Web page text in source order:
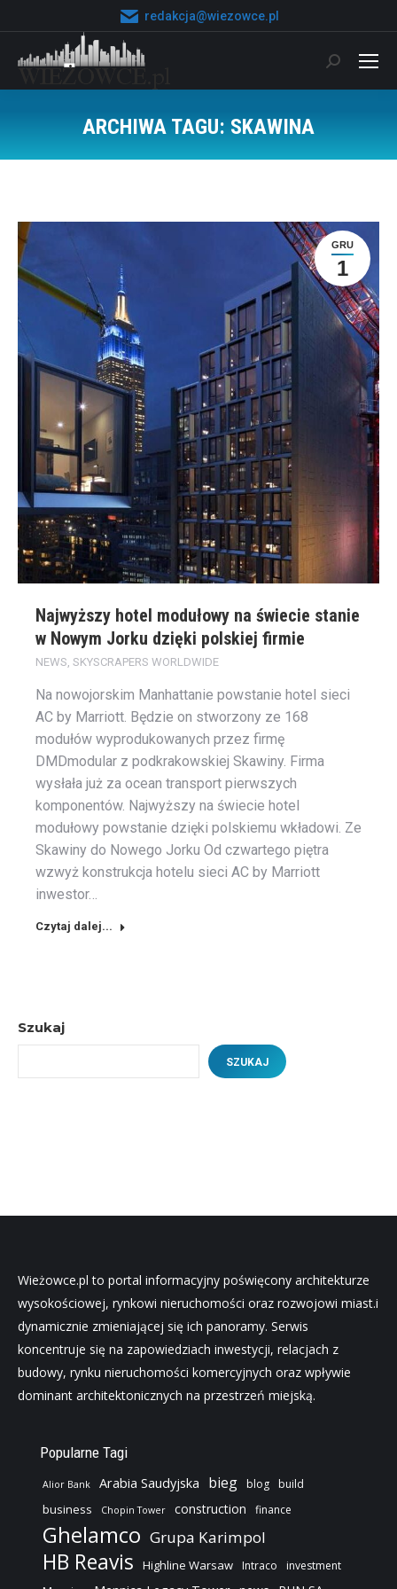
redakcja@wiezowce.pl
Szukaj:
ARCHIWA TAGU: SKAWINA
GRU
1
Najwyższy hotel modułowy na świecie stanie
w Nowym Jorku dzięki polskiej firmie
NEWS, SKYSCRAPERS WORLDWIDE
Na nowojorskim Manhattanie powstanie hotel sieci
AC by Marriott. Będzie on stworzony ze 168
modułów wyprodukowanych przez firmę
DMDmodular z podkrakowskiej Skawiny. Firma
wysłała już za ocean transport pierwszych
komponentów. Najwyższy na świecie hotel
modułowy powstanie dzięki polskiemu wkładowi. Ze
Skawiny do Nowego Jorku Od czwartego piętra
wzwyż konstrukcja hotelu sieci AC by Marriott
inwestor…
Czytaj dalej...
Szukaj
SZUKAJ
Wieżowce.pl to portal informacyjny poświęcony architekturze
wysokościowej, rynkowi nieruchomości oraz rozwojowi miast.i
dynamicznie zmieniającej się ich panoramy. Serwis
koncentruje się na zapowiedziach inwestycji, relacjach z
budowy, rynku nieruchomości komercyjnych oraz wpływie
dominant architektonicznych na przestrzeń miejską.
Popularne Tagi
Alior Bank Arabia Saudyjska bieg blog build
business Chopin Tower construction finance
Ghelamco Grupa Karimpol
HB Reavis Highline Warsaw Intraco
investment